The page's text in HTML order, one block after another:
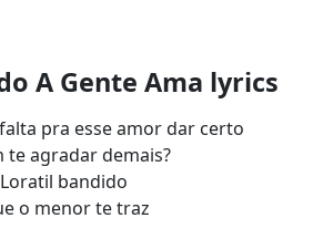
A Gente Ama lyrics
pra esse amor dar certo
te agradar demais?
bandido
o menor te traz